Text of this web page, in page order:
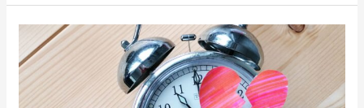
5
Faktoren